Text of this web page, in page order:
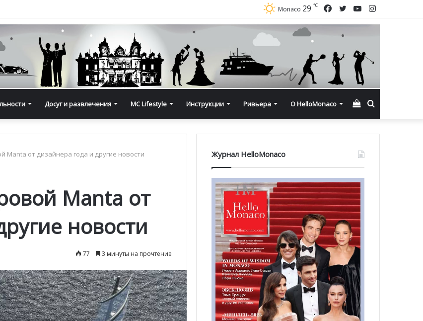
Instagram
YouTube
Twitter
Facebook
Monaco 29 ℃
Досуг и развлечения MC Lifestyle Инструкции Ривьера О HelloMonaco Смотреть
корзину
Manta от дизайнера года и другие новости
Manta от
новости
77 3 минуты на прочтение
Журнал HelloMonaco